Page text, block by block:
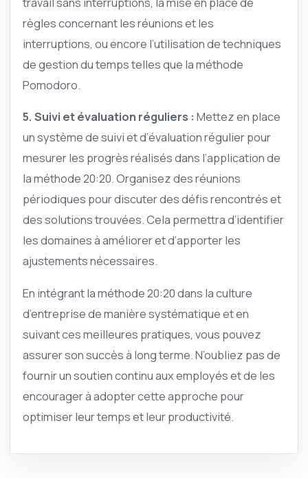
règles concernant les réunions et les
interruptions, ou encore l’utilisation de techniques
de gestion du temps telles que la méthode
Pomodoro.
5. Suivi et évaluation réguliers : Mettez en place
un système de suivi et d’évaluation régulier pour
mesurer les progrès réalisés dans l’application de
la méthode 20:20. Organisez des réunions
périodiques pour discuter des défis rencontrés et
des solutions trouvées. Cela permettra d’identifier
les domaines à améliorer et d’apporter les
ajustements nécessaires.
En intégrant la méthode 20:20 dans la culture
d’entreprise de manière systématique et en
suivant ces meilleures pratiques, vous pouvez
assurer son succès à long terme. N’oubliez pas de
fournir un soutien continu aux employés et de les
encourager à adopter cette approche pour
optimiser leur temps et leur productivité.